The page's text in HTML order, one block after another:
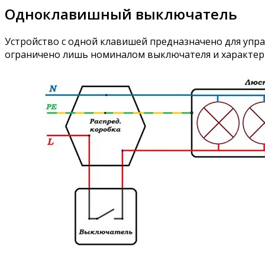
Одноклавишный выключатель
Устройство с одной клавишей предназначено для
ограничено лишь номиналом выключателя и